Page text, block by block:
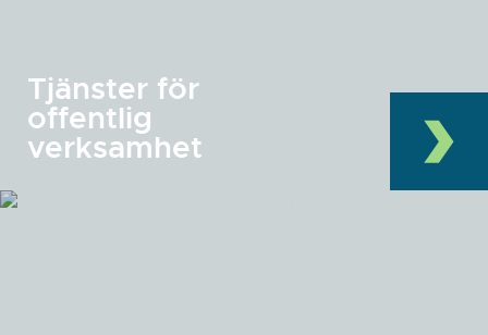
Tjänster för
offentlig
verksamhet